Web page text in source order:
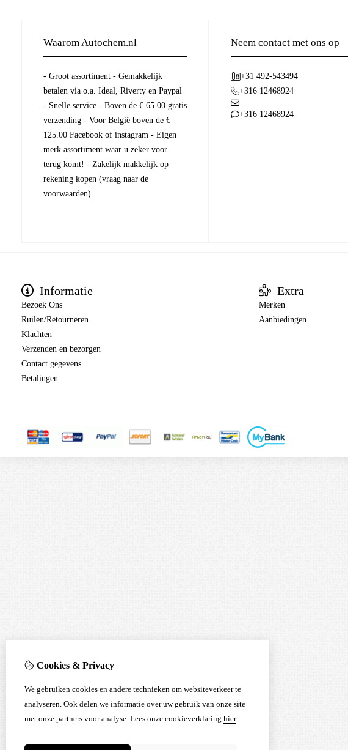
Waarom Autochem.nl
- Groot assortiment - Gemakkelijk
betalen via o.a. Ideal, Riverty en Paypal
- Snelle service - Boven de € 65.00 gratis
verzending - Voor België boven de €
125.00 Facebook of instagram - Eigen
merk assortiment waar u zeker voor
terug komt! - Zakelijk makkelijk op
rekening kopen (vraag naar de
voorwaarden)
Neem contact met ons op
+31 492-543494
+316 12468924
+316 12468924
Informatie
Bezoek Ons
Ruilen/Retourneren
Klachten
Verzenden en bezorgen
Contact gegevens
Betalingen
Extra
Merken
Aanbiedingen
Cookies & Privacy
We gebruiken cookies en andere technieken om websiteverkeer te
analyseren. Ook delen we informatie over uw gebruik van onze site
met onze partners voor analyse. Lees onze cookieverklaring hier